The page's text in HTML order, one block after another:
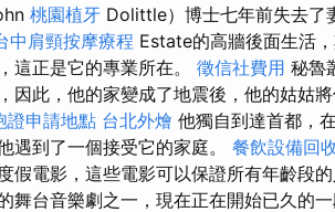
桃園植牙 Dolittle）博士七年前失去了
中肩頸按摩療程 Estate的高牆後面生活
這正是它的專業所在。 徵信社費用 秘魯
因此，他的家變成了地震後，他的姑姑
證申請地點 台北外燴 他獨自到達首都，
遇到了一個接受它的家庭。 餐飲設備回
假電影，這些電影可以保證所有年齡段的
舞台音樂劇之一，現在正在開始已久的